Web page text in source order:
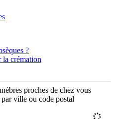
?
la crémation
proches de chez vous
ville ou code postal